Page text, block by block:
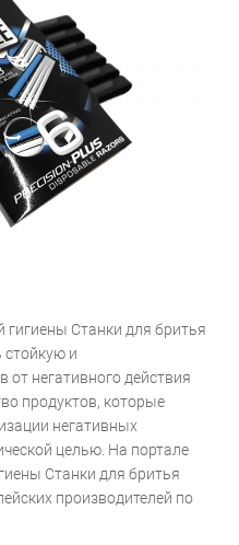
Станки для бритья
стойкую и
негативного действия
продуктов, которые
негативных
целью. На портале
Станки для бритья
производителей по